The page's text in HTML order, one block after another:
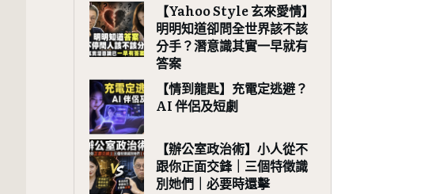
【Yahoo Style 玄來愛情】
明明知道卻問全世界該不該
分手？潛意識其實一早就有
答案
【情到龍匙】充電定逃避？
AI 伴侶及短劇
【辦公室政治術】小人從不
跟你正面交鋒｜三個特徵識
別她們｜必要時還擊